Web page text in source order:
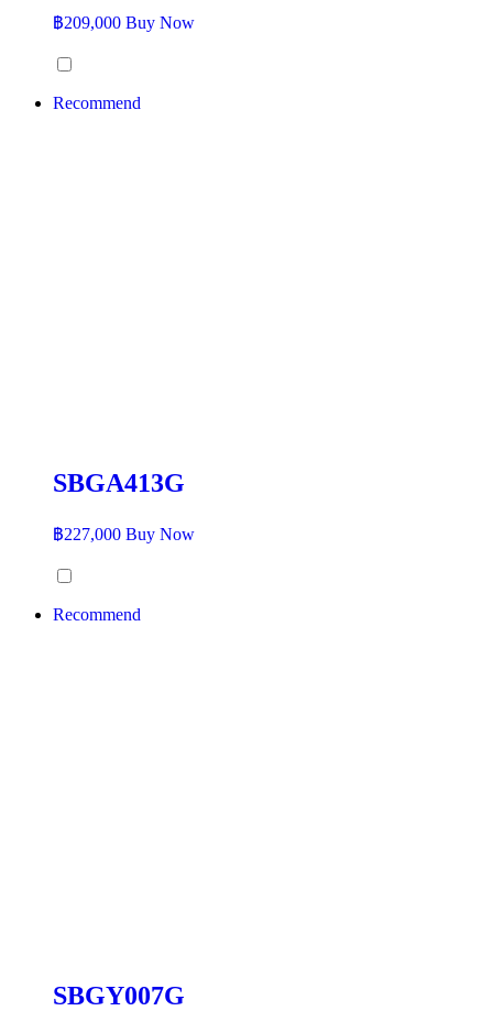
฿209,000 Buy Now
Recommend
SBGA413G
฿227,000 Buy Now
Recommend
SBGY007G